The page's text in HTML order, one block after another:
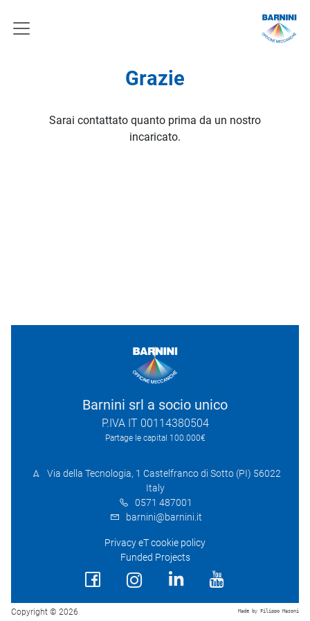
Grazie
Sarai contattato quanto prima da un nostro
incaricato.
Barnini srl a socio unico
P.IVA IT 00114380504
Partage le capital 100.000€
Via della Tecnologia, 1 Castelfranco di Sotto (PI) 56022
Italy
0571 487001
barnini@barnini.it
Privacy eT cookie policy
Funded Projects
Copyright © 2026 Made by Filippo Masoni